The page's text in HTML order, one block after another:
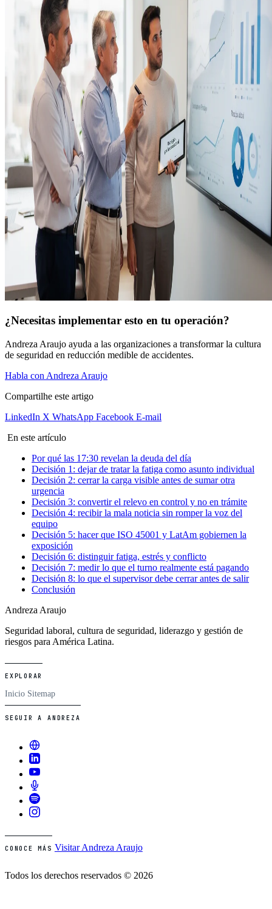
¿Necesitas implementar esto en tu operación?
Andreza Araujo ayuda a las organizaciones a transformar la cultura
de seguridad en reducción medible de accidentes.
Habla con Andreza Araujo
Compartilhe este artigo
LinkedIn X WhatsApp Facebook E-mail
En este artículo
Por qué las 17:30 revelan la deuda del día
Decisión 1: dejar de tratar la fatiga como asunto individual
Decisión 2: cerrar la carga visible antes de sumar otra
urgencia
Decisión 3: convertir el relevo en control y no en trámite
Decisión 4: recibir la mala noticia sin romper la voz del
equipo
Decisión 5: hacer que ISO 45001 y LatAm gobiernen la
exposición
Decisión 6: distinguir fatiga, estrés y conflicto
Decisión 7: medir lo que el turno realmente está pagando
Decisión 8: lo que el supervisor debe cerrar antes de salir
Conclusión
Andreza Araujo
Seguridad laboral, cultura de seguridad, liderazgo y gestión de
riesgos para América Latina.
EXPLORAR
Inicio Sitemap
SEGUIR A ANDREZA
CONOCE MÁS Visitar Andreza Araujo
Todos los derechos reservados © 2026